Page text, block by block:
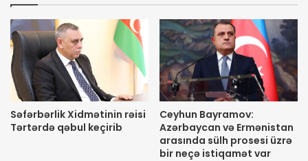
Səfərbərlik Xidmətinin rəisi
Tərtərdə qəbul keçirib
Ceyhun Bayramov:
Azərbaycan və Ermənistan
arasında sülh prosesi üzrə
bir neçə istiqamət var